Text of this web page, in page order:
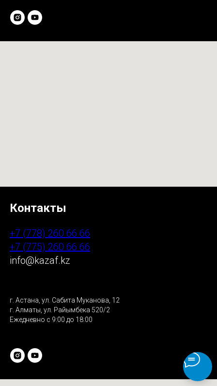
Контакты
+7 (778) 260 66 66
+7 (775) 260 66 66
info@kazaf.kz
г. Астана, ул. Сабита Муканова, 12
г. Алматы, ул. Райымбека 520/2
Ежедневно с 9:00 до 18:00